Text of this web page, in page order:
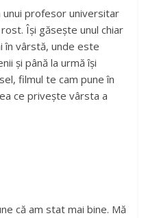
profesor universitar
Își găsește unul chiar
în vârstă, unde este
și până la urmă își
filmul te cam pune în
ce privește vârsta a
că am stat mai bine. Mă